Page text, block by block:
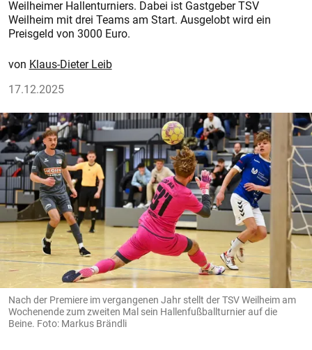
Weilheimer Hallenturniers. Dabei ist Gastgeber TSV
Weilheim mit drei Teams am Start. Ausgelobt wird ein
Preisgeld von 3000 Euro.
Klaus-Dieter Leib
17.12.2025
Nach der Premiere im vergangenen Jahr stellt der TSV Weilheim am
Wochenende zum zweiten Mal sein Hallenfußballturnier auf die
Beine. Foto: Markus Brändli